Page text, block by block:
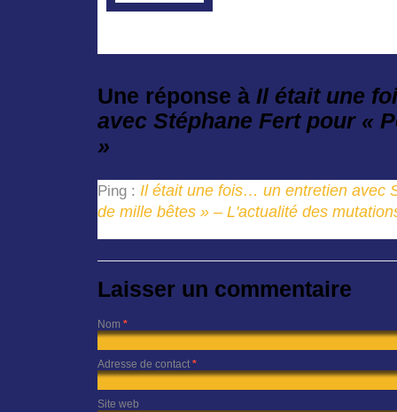
Une réponse à Il était une
avec Stéphane Fert pour «
»
Ping : Il était une fois… un entretien avec
de mille bêtes » – L'actualité des
Laisser un commentaire
Nom *
Adresse de contact *
Site web